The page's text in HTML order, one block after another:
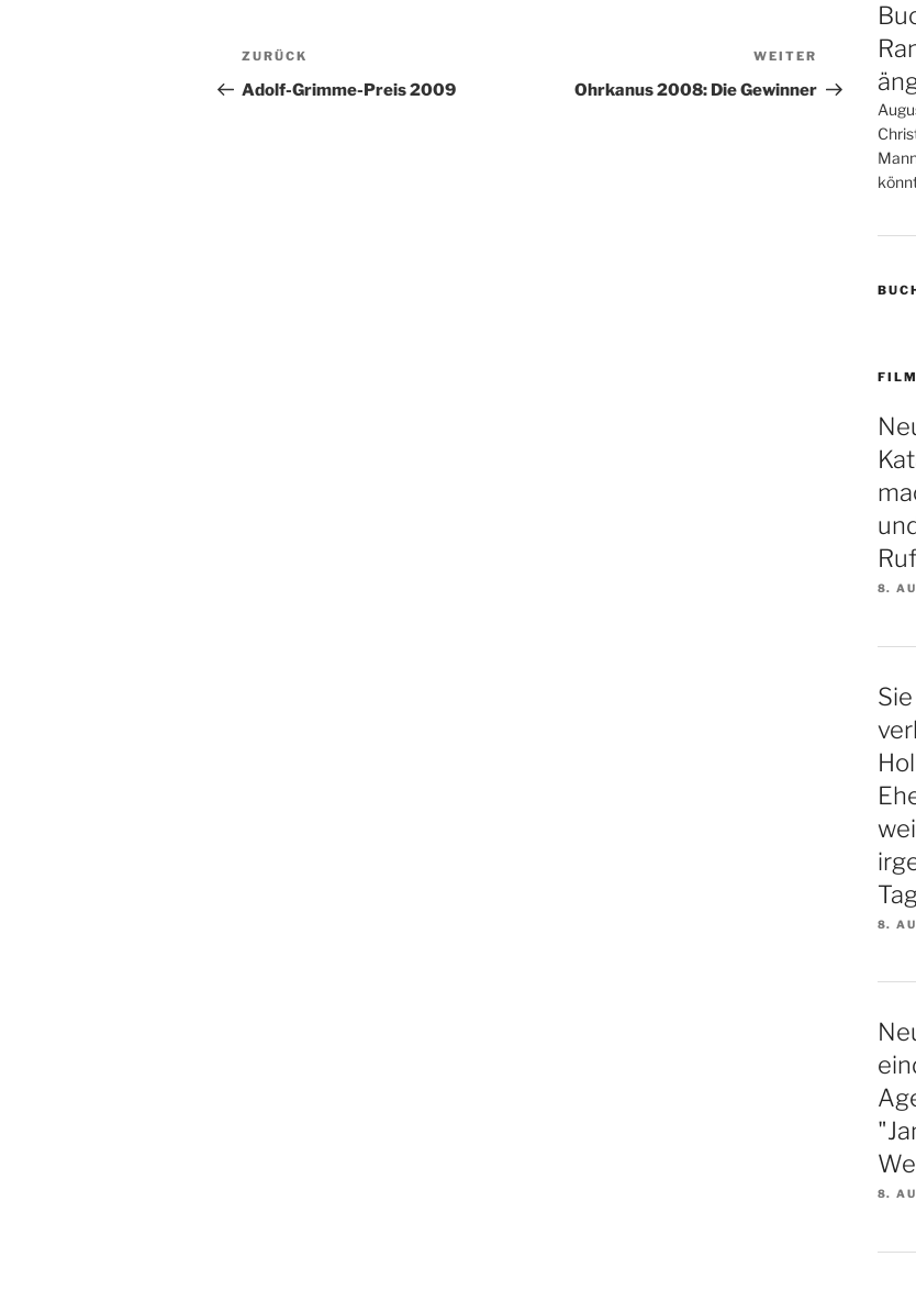
Beitragsnavigation
Vorheriger
Beitrag
ZURÜCK
Adolf-Grimme-Preis 2009
Nächster
Beitrag
WEITER
Ohrkanus 2008: Die Gewinner
8.
8.
8.